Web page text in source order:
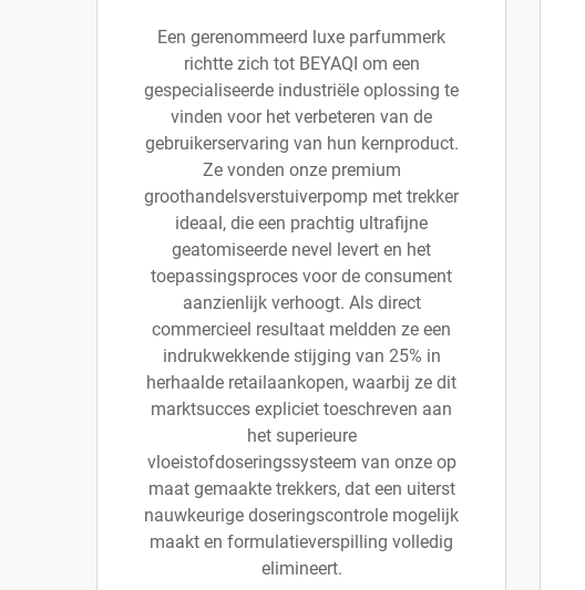
Een gerenommeerd luxe parfummerk
richtte zich tot BEYAQI om een
gespecialiseerde industriële oplossing te
vinden voor het verbeteren van de
gebruikerservaring van hun kernproduct.
Ze vonden onze premium
groothandelsverstuiverpomp met trekker
ideaal, die een prachtig ultrafijne
geatomiseerde nevel levert en het
toepassingsproces voor de consument
aanzienlijk verhoogt. Als direct
commercieel resultaat meldden ze een
indrukwekkende stijging van 25% in
herhaalde retailaankopen, waarbij ze dit
marktsucces expliciet toeschreven aan
het superieure
vloeistofdoseringssysteem van onze op
maat gemaakte trekkers, dat een uiterst
nauwkeurige doseringscontrole mogelijk
maakt en formulatieverspilling volledig
elimineert.